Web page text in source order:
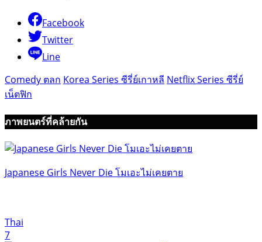
Facebook
Twitter
Line
Comedy ตลก Korea Series ซีรี่ย์เกาหลี Netflix Series ซีรี่ย์
เน็ตฟิก
ภาพยนตร์ที่คล้ายกัน
Japanese Girls Never Die โมเอะไม่เคยตาย
Thai
7